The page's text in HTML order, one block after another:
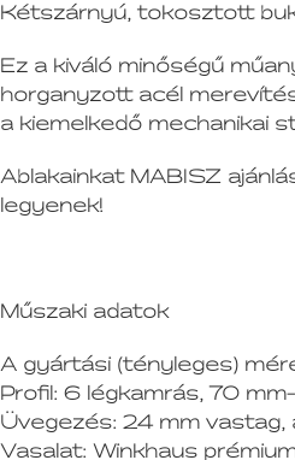
Kétszárnyú, tokosztott
Ez a kiváló minőségű
horganyzott acél
a kiemelkedő mechanikai
Ablakainkat MABISZ
legyenek!
Műszaki adatok
A gyártási (tényleges)
Profil: 6 légkamrás, 70
Üvegezés: 24 mm vastag,
Vasalat: Winkhaus